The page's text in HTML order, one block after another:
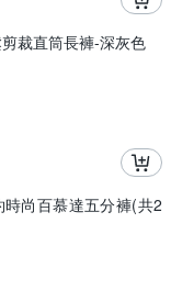
裁直筒長褲-深灰色
尚百慕達五分褲(共2